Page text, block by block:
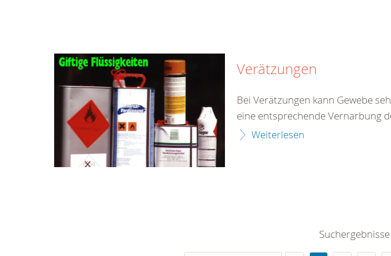
Verätzungen
Bei Verätzungen kann Gewebe
eine entsprechende Vernarbung
Weiterlesen